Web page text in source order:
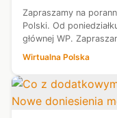
Zapraszamy na
Polski. Od
głównej WP.
Wirtualna Polska